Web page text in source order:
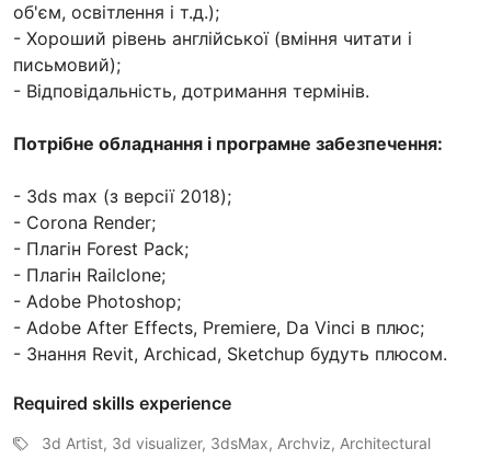
об'єм, освітлення і т.д.);
- Хороший рівень англійської (вміння читати і
письмовий);
- Відповідальність, дотримання термінів.
Потрібне обладнання і програмне забезпечення:
- 3ds max (з версії 2018);
- Corona Render;
- Плагін Forest Pack;
- Плагін Railclone;
- Adobe Photoshop;
- Adobe After Effects, Premiere, Da Vinci в плюс;
- Знання Revit, Archicad, Sketchup будуть плюсом.
Required skills experience
3d Artist, 3d visualizer, 3dsMax, Archviz, Architectural